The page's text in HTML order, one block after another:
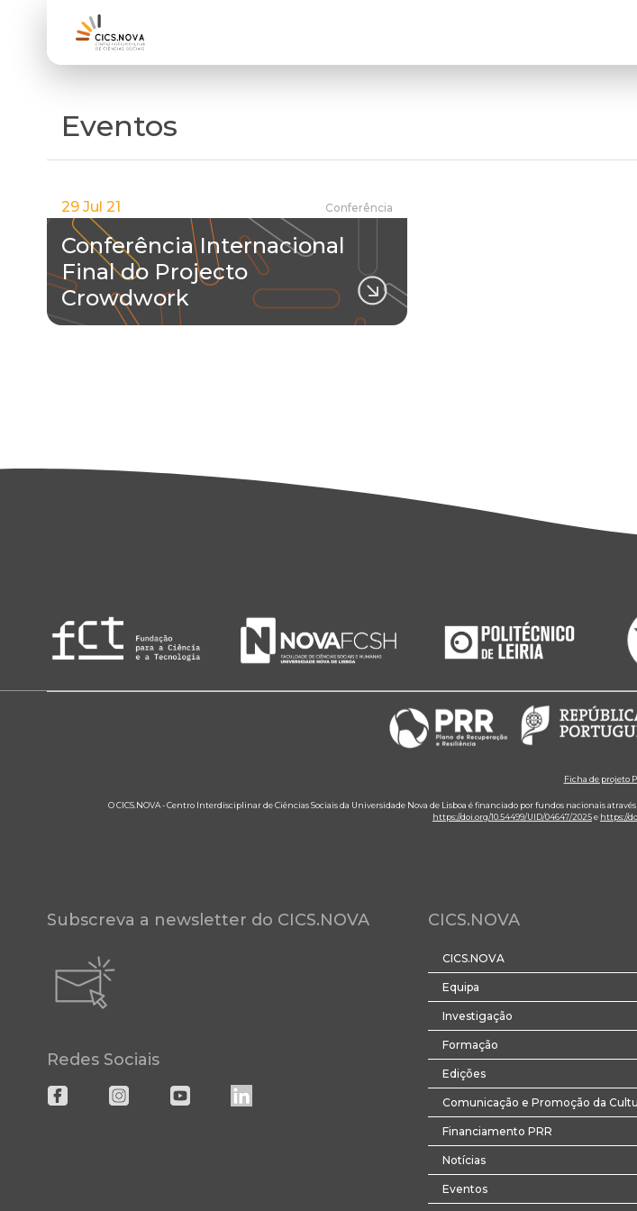
Eventos
29 Jul 21 Conferência
Conferência Internacional
Final do Projecto
Crowdwork
Ficha de projeto
O CICS.NOVA - Centro Interdisciplinar de Ciências Sociais da Universidade Nova de Lisboa é financiado por fundos nacionais
https://doi.org/10.54499/UID/04647/2025e https://
Subscreva a newsletter do CICS.NOVA
Redes Sociais
CICS.NOVA
CICS.NOVA
Equipa
Investigação
Formação
Edições
Comunicação e Promoção da
Financiamento PRR
Notícias
Eventos